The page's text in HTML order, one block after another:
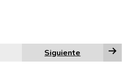
Siguiente